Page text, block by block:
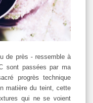
de près - ressemble à
sont passées par ma
progrès technique
matière du teint, cette
qui ne se voient